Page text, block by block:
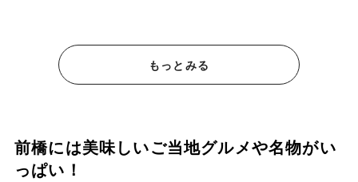
もっとみる
前橋には美味しいご当地グルメや名物がい
っぱい！